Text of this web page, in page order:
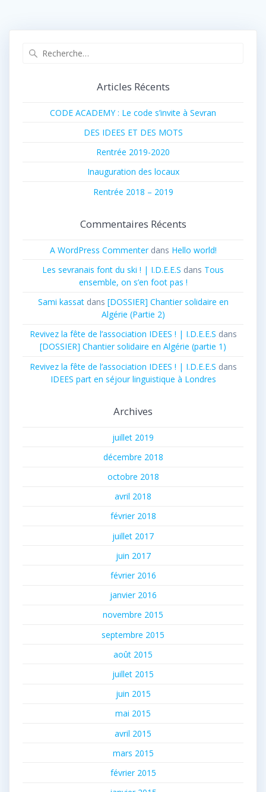
Articles Récents
CODE ACADEMY : Le code s’invite à Sevran
DES IDEES ET DES MOTS
Rentrée 2019-2020
Inauguration des locaux
Rentrée 2018 – 2019
Commentaires Récents
A WordPress Commenterdans Hello world!
Les sevranais font du ski ! | I.D.E.E.S dans Tous
ensemble, on s’en foot pas !
Sami kassatdans [DOSSIER] Chantier solidaire en
Algérie (Partie 2)
Revivez la fête de l’association IDEES ! | I.D.E.E.S dans
[DOSSIER] Chantier solidaire en Algérie (partie 1)
Revivez la fête de l’association IDEES ! | I.D.E.E.S dans
IDEES part en séjour linguistique à Londres
Archives
juillet 2019
décembre 2018
octobre 2018
avril 2018
février 2018
juillet 2017
juin 2017
février 2016
janvier 2016
novembre 2015
septembre 2015
août 2015
juillet 2015
juin 2015
mai 2015
avril 2015
mars 2015
février 2015